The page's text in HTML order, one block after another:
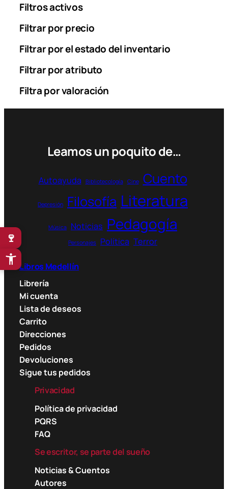
:
t
o
g
3
9
Filtros activos
Filtrar por precio
Filtrar por el estado del inventario
Filtrar por atributo
Filtra por valoración
Leamos un poquito de…
Autoayuda Bibliotecología Cine Cuento
Depresión Filosofía Literatura
Música Noticias Pedagogía
Personajes Política Terror
Libros Medellín
Librería
Mi cuenta
Lista de deseos
Carrito
Direcciones
Pedidos
Devoluciones
Sigue tus pedidos
Privacidad
Política de privacidad
PQRS
FAQ
Se escritor, se parte del sueño
Noticias & Cuentos
Autores
🍷